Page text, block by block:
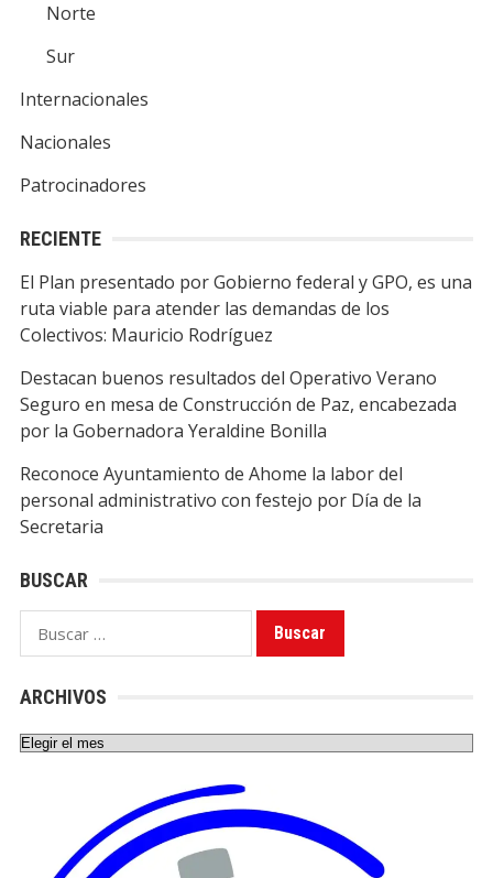
Norte
Sur
Internacionales
Nacionales
Patrocinadores
RECIENTE
El Plan presentado por Gobierno federal y GPO, es una
ruta viable para atender las demandas de los
Colectivos: Mauricio Rodríguez
Destacan buenos resultados del Operativo Verano
Seguro en mesa de Construcción de Paz, encabezada
por la Gobernadora Yeraldine Bonilla
Reconoce Ayuntamiento de Ahome la labor del
personal administrativo con festejo por Día de la
Secretaria
BUSCAR
Buscar:
ARCHIVOS
Archivos